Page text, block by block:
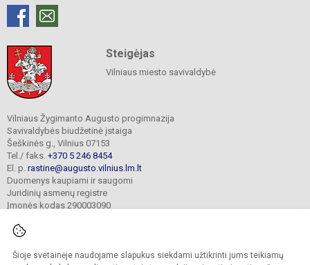
Šioje svetainėje naudojame slapukus siekdami užtikrinti jums teikiamų
Steigėjas
Vilniaus miesto savivaldybė
Vilniaus Žygimanto Augusto progimnazija
Savivaldybės biudžetinė įstaiga
Šeškinės g., Vilnius 07153
Tel./ faks. +370 5 246 8454
El. p. rastine@augusto.vilnius.lm.lt
Duomenys kaupiami ir saugomi
Juridinių asmenų registre
Įmonės kodas 290003090